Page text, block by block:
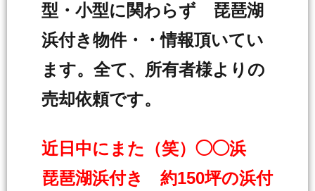
型・小型に関わらず 琵琶湖
浜付き物件・・情報頂いてい
ます。全て、所有者様よりの
売却依頼です。
近日中にまた（笑）◯◯浜
琵琶湖浜付き 約150坪の浜付